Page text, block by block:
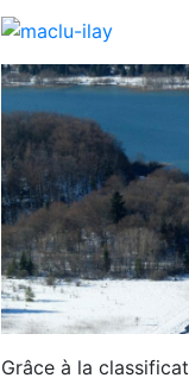
Grâce à la